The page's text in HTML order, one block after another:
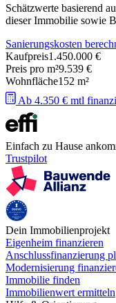
Schätzwerte basierend
dieser Immobilie sowie
Sanierungskosten
Kaufpreis1.450.000 €
Preis pro m²9.539 €
Wohnfläche152 m²
Ab 4.350 € mtl
Einfach zu Hause
Trustpilot
Dein Immobilienprojekt
Eigenheim finanzieren
Anschlussfinanzierung
Modernisierung
Immobilie finden
Immobilienwert ermitteln